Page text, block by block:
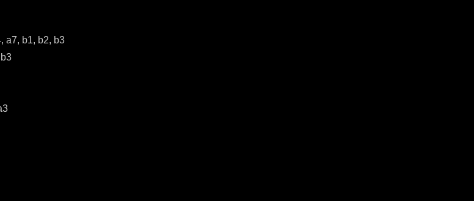
a7, b1, b2, b3